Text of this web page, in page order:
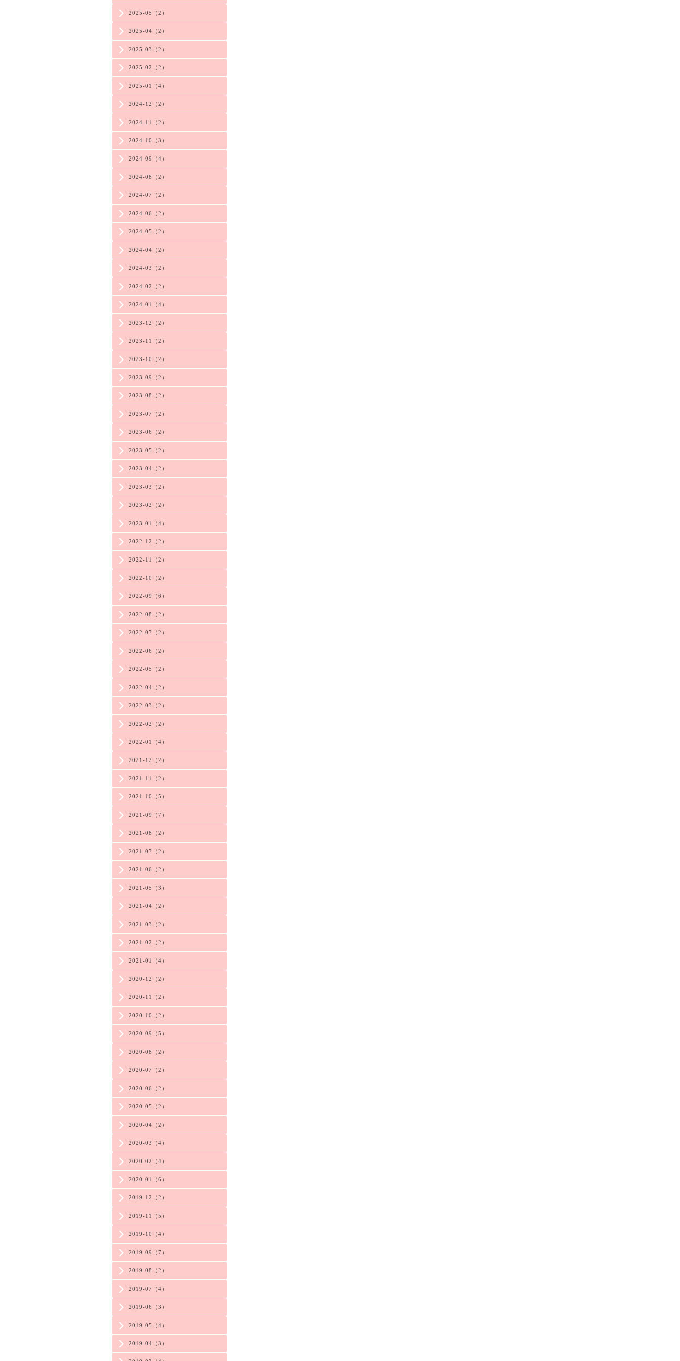
2025-05（2）
2025-04（2）
2025-03（2）
2025-02（2）
2025-01（4）
2024-12（2）
2024-11（2）
2024-10（3）
2024-09（4）
2024-08（2）
2024-07（2）
2024-06（2）
2024-05（2）
2024-04（2）
2024-03（2）
2024-02（2）
2024-01（4）
2023-12（2）
2023-11（2）
2023-10（2）
2023-09（2）
2023-08（2）
2023-07（2）
2023-06（2）
2023-05（2）
2023-04（2）
2023-03（2）
2023-02（2）
2023-01（4）
2022-12（2）
2022-11（2）
2022-10（2）
2022-09（6）
2022-08（2）
2022-07（2）
2022-06（2）
2022-05（2）
2022-04（2）
2022-03（2）
2022-02（2）
2022-01（4）
2021-12（2）
2021-11（2）
2021-10（5）
2021-09（7）
2021-08（2）
2021-07（2）
2021-06（2）
2021-05（3）
2021-04（2）
2021-03（2）
2021-02（2）
2021-01（4）
2020-12（2）
2020-11（2）
2020-10（2）
2020-09（5）
2020-08（2）
2020-07（2）
2020-06（2）
2020-05（2）
2020-04（2）
2020-03（4）
2020-02（4）
2020-01（6）
2019-12（2）
2019-11（5）
2019-10（4）
2019-09（7）
2019-08（2）
2019-07（4）
2019-06（3）
2019-05（4）
2019-04（3）